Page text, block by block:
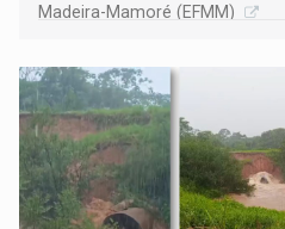
Madeira-Mamoré (EFMM)